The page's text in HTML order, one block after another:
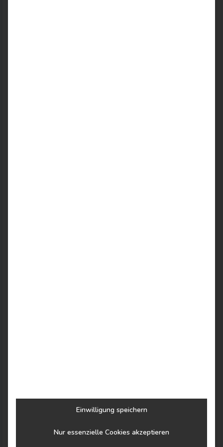
Gemütliche Zimmer – Komfort und
Bergblick inklusive
Einwilligung speichern
Nur essenzielle Cookies akzeptieren